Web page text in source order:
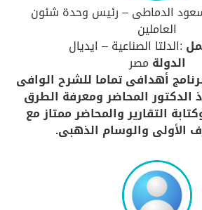
الدماطى – رئيس وحدة شئون
العاملين
:الدلتا الصناعية – ايديال
الدولة مصر
أهدافى تماما للشرح الوافى
الدكتور المحاضر ومعرفة الطرق
التقارير والمحاضر ممتاز مع
الأولى والوسام الذهبى.